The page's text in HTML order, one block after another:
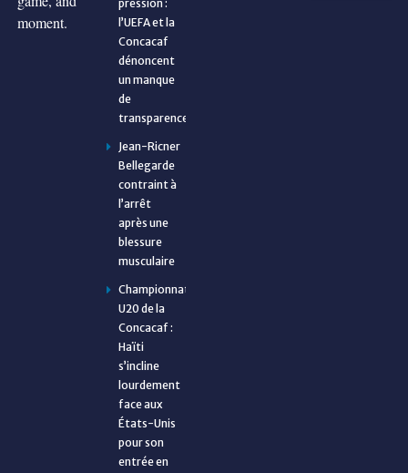
moment.
pression :
l’UEFA et la
Concacaf
dénoncent
un manque
de
transparence
Jean-Ricner
Bellegarde
contraint à
l’arrêt
après une
blessure
musculaire
Championnat
U20 de la
Concacaf :
Haïti
s’incline
lourdement
face aux
États-Unis
pour son
entrée en